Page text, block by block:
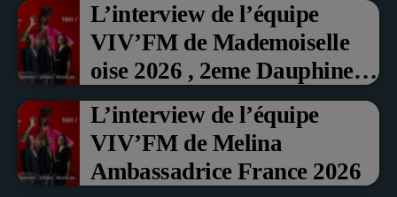
L’interview de l’équipe
VIV’FM de Mademoiselle
oise 2026 , 2eme Dauphine et
Prix du Public , Marche aux
fruits rouge Noyon 2026
L’interview de l’équipe
VIV’FM de Melina
Ambassadrice France 2026